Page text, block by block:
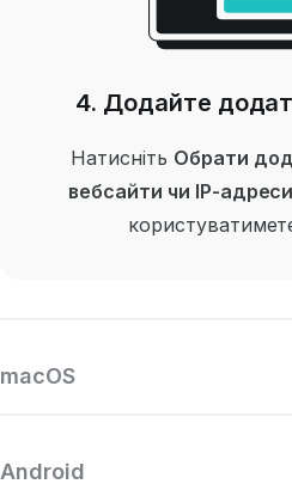
4. Додайте
Натисніть Обрати
вебсайти чи IP-адреси
macOS
Android